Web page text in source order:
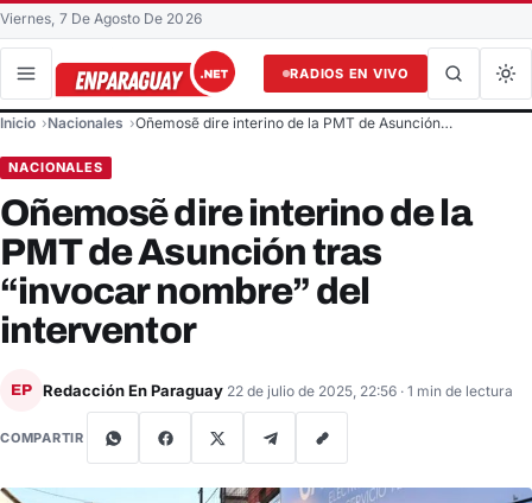
Viernes, 7 De Agosto De 2026
RADIOS EN VIVO
Buscar en el sitio
Inicio Nacionales Oñemosẽ dire interino de la PMT de Asunción…
NACIONALES
Oñemosẽ dire interino de la
PMT de Asunción tras
“invocar nombre” del
interventor
EP Redacción En Paraguay 22 de julio de 2025, 22:56 · 1 min de lectura
COMPARTIR